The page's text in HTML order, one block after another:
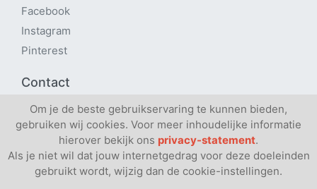
Facebook
Instagram
Pinterest
Contact
Contactpagina
Verhuren via ons platform?
Om je de beste gebruikservaring te kunnen bieden,
gebruiken wij cookies. Voor meer inhoudelijke informatie
hierover bekijk ons privacy-statement.
Als je niet wil dat jouw internetgedrag voor deze doeleinden
gebruikt wordt, wijzig dan de cookie-instellingen.